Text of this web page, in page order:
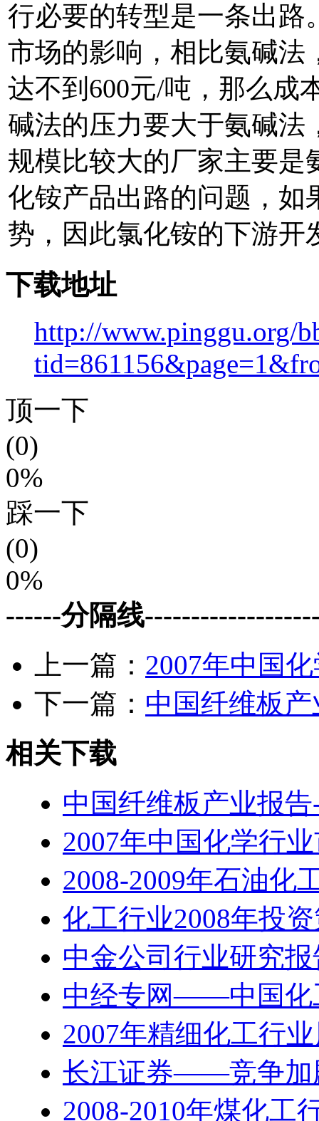
行必要的转型是一条出路
市场的影响，相比氨碱法
达不到600元/吨，那么成
碱法的压力要大于氨碱法
规模比较大的厂家主要是
化铵产品出路的问题，如
势，因此氯化铵的下游开
下载地址
http://www.pinggu.org/
顶一下
(0)
0%
踩一下
(0)
0%
------分隔线
上一篇： 2007年中国
下一篇： 中国纤维板
相关下载
中国纤维板产业报告
2007年中国化学行
2008-2009年石油化
化工行业2008年投
中金公司行业研究
中经专网——中国化
2007年精细化工行
长江证券——竞争加
2008-2010年煤化工